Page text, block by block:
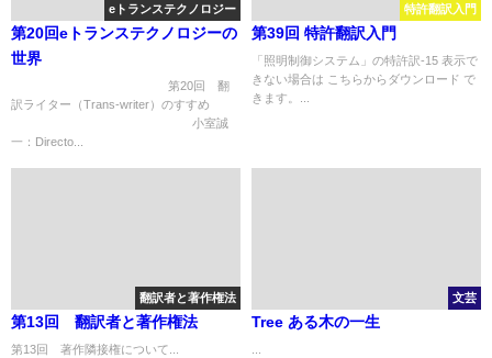
eトランステクノロジー
第20回eトランステクノロジーの
世界
第20回 翻
訳ライター（Trans-writer）のすすめ
小室誠
一：Directo...
特許翻訳入門
第39回 特許翻訳入門
「照明制御システム」の特許訳-15 表示で
きない場合は こちらからダウンロード で
きます。...
翻訳者と著作権法
第13回 翻訳者と著作権法
第13回 著作隣接権について...
文芸
Tree ある木の一生